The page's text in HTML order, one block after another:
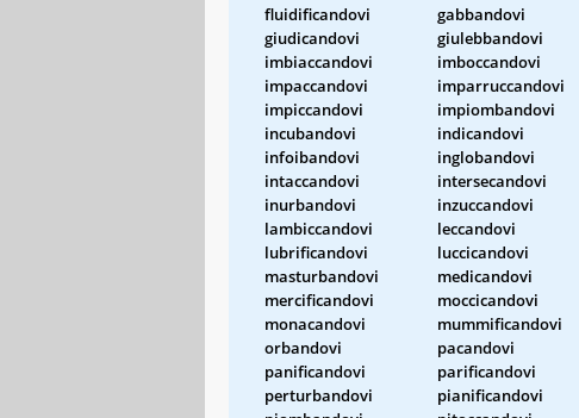
fluidificandovi
gabbandovi
giudicandovi
giulebbandovi
imbiaccandovi
imboccandovi
impaccandovi
imparruccandovi
impiccandovi
impiombandovi
incubandovi
indicandovi
infoibandovi
inglobandovi
intaccandovi
intersecandovi
inurbandovi
inzuccandovi
lambiccandovi
leccandovi
lubrificandovi
luccicandovi
masturbandovi
medicandovi
mercificandovi
moccicandovi
monacandovi
mummificandovi
orbandovi
pacandovi
panificandovi
parificandovi
perturbandovi
pianificandovi